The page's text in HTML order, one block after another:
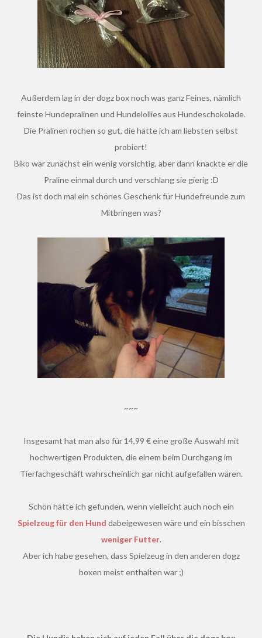
Außerdem lag in der dogz box noch was ganz Feines, nämlich
feinste Hundepralinen und Hundelollies aus Hundeschokolade.
Die Pralinen rochen so gut, die hätte ich am liebsten selbst
probiert!
Biko war zunächst ein wenig vorsichtig, aber dann knackte er die
Praline einmal durch und verschlang sie gierig :D
Das ist doch mal ein schönes Geschenk für Hundefreunde zum
Mitbringen was?
~~~
Insgesamt hat man also für 14,99 € eine große Auswahl mit
hochwertigen Produkten, die einem beim Durchgang im
Tierfachgeschäft wahrscheinlich gar nicht aufgefallen wären.
Schön hätte ich gefunden, wenn vielleicht auch noch ein
Spielzeug für den Hund dabeigewesen wäre und ein bisschen
weniger Futter.
Aber ich habe gesehen, dass Spielzeug in den anderen dogz
boxen meist enthalten war ;)